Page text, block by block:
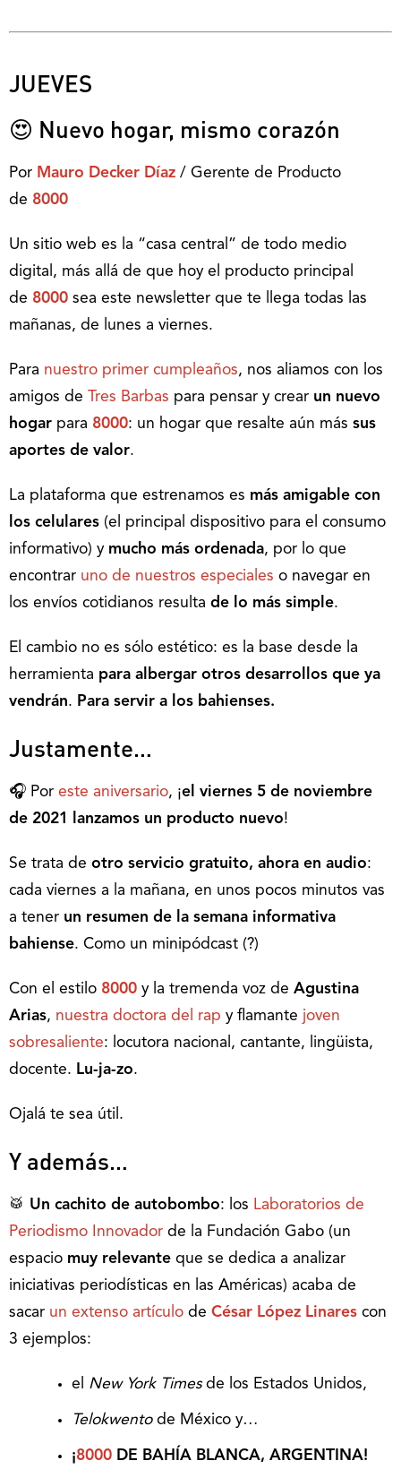
JUEVES
😍 Nuevo hogar, mismo corazón
Por Mauro Decker Díaz / Gerente de Producto
de 8000
Un sitio web es la “casa central” de todo medio
digital, más allá de que hoy el producto principal
de 8000 sea este newsletter que te llega todas las
mañanas, de lunes a viernes.
Para nuestro primer cumpleaños, nos aliamos con los
amigos de
Tres Barbas para pensar y crear un nuevo
hogar para 8000: un hogar que resalte aún más sus
aportes de valor.
La plataforma que estrenamos es más amigable con
los celulares (el principal dispositivo para el consumo
informativo) y mucho más ordenada, por lo que
encontrar uno de nuestros especiales o navegar en
los envíos cotidianos resulta de lo más simple.
El cambio no es sólo estético: es la base desde la
herramienta para albergar otros desarrollos que ya
vendrán. Para servir a los bahienses.
Justamente…
🎧 Por este aniversario, ¡el viernes 5 de noviembre
de 2021 lanzamos un producto nuevo!
Se trata de otro servicio gratuito, ahora en audio:
cada viernes a la mañana, en unos pocos minutos vas
a tener un resumen de la semana informativa
bahiense. Como un minipódcast (?)
Con el estilo 8000 y la tremenda voz de Agustina
Arias, nuestra doctora del rap y flamante joven
sobresaliente: locutora nacional, cantante, lingüista,
docente. Lu-ja-zo.
Ojalá te sea útil.
Y además…
🥁 Un cachito de autobombo: los Laboratorios de
Periodismo Innovador de la Fundación Gabo (un
espacio muy relevante que se dedica a analizar
iniciativas periodísticas en las Américas) acaba de
sacar un extenso artículo de César López Linares con
3 ejemplos:
el New York Timesde los Estados Unidos,
Telokwentode México y…
¡8000 DE BAHÍA BLANCA, ARGENTINA!